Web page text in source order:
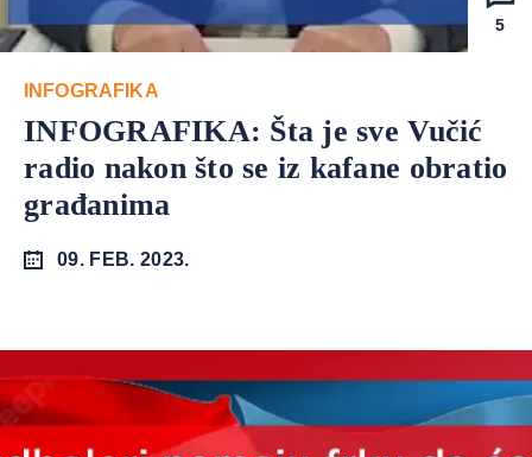
5
INFOGRAFIKA
INFOGRAFIKA: Šta je sve Vučić
radio nakon što se iz kafane obratio
građanima
09. FEB. 2023.